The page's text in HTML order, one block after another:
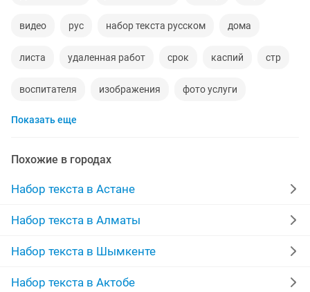
видео рус набор текста русском дома
листа удаленная работ срок каспий стр
воспитателя изображения фото услуги
письменный
работа ресторан визитки
отчет рекламные тексты
ищу работу удаленную терминалы
практическая открытки
Показать еще
Похожие в городах
Набор текста в Астане
Набор текста в Алматы
Набор текста в Шымкенте
Набор текста в Актобе